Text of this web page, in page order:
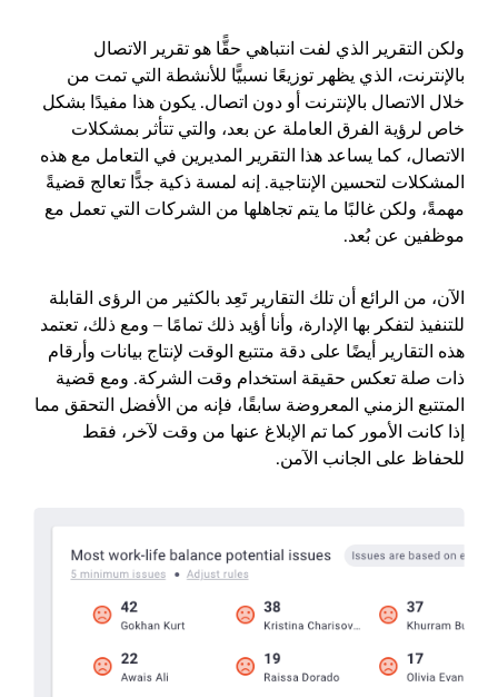
ولكن التقرير الذي لفت انتباهي حقًّا هو تقرير الاتصال
بالإنترنت، الذي يظهر توزيعًا نسبيًّا للأنشطة التي تمت من
خلال الاتصال بالإنترنت أو دون اتصال. يكون هذا مفيدًا بشكل
خاص لرؤية الفرق العاملة عن بعد، والتي تتأثر بمشكلات
الاتصال، كما يساعد هذا التقرير المديرين في التعامل مع هذه
المشكلات لتحسين الإنتاجية. إنه لمسة ذكية جدًّا تعالج قضيةً
مهمةً، ولكن غالبًا ما يتم تجاهلها من الشركات التي تعمل مع
موظفين عن بُعد.
الآن، من الرائع أن تلك التقارير تَعِد بالكثير من الرؤى القابلة
للتنفيذ لتفكر بها الإدارة، وأنا أؤيد ذلك تمامًا – ومع ذلك، تعتمد
هذه التقارير أيضًا على دقة متتبع الوقت لإنتاج بيانات وأرقام
ذات صلة تعكس حقيقة استخدام وقت الشركة. ومع قضية
المتتبع الزمني المعروضة سابقًا، فإنه من الأفضل التحقق مما
إذا كانت الأمور كما تم الإبلاغ عنها من وقت لآخر، فقط
للحفاظ على الجانب الآمن.